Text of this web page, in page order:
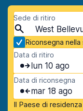
Sede di ritiro
Riconsegna
Data di ritiro
lun 10 ago
Data di riconsegna
mar 18 ago
Il Paese di